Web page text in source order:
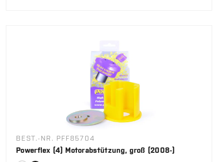
BEST.-NR. PFF85704
Powerflex (4) Motorabstützung, groß (2008-)